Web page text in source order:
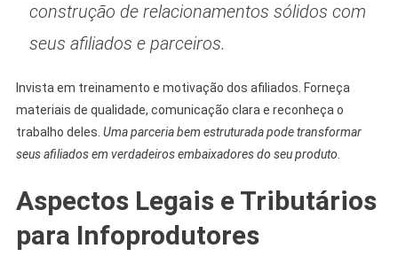
construção de relacionamentos sólidos com
seus afiliados e parceiros.
Invista em treinamento e motivação dos afiliados. Forneça
materiais de qualidade, comunicação clara e reconheça o
trabalho deles. Uma parceria bem estruturada pode transformar
seus afiliados em verdadeiros embaixadores do seu produto.
Aspectos Legais e Tributários
para Infoprodutores